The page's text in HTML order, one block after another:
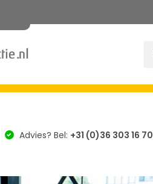
Advies? Bel: +31 (0)36 303 16 70